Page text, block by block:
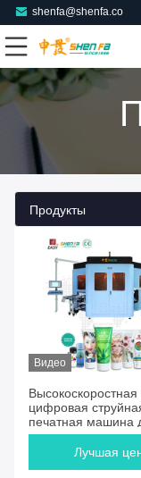
shenfa@shenfa.co
Продукты
Видео
Высокоскоростная
цифровая
печатная машина
крышек / банок
Лучшая